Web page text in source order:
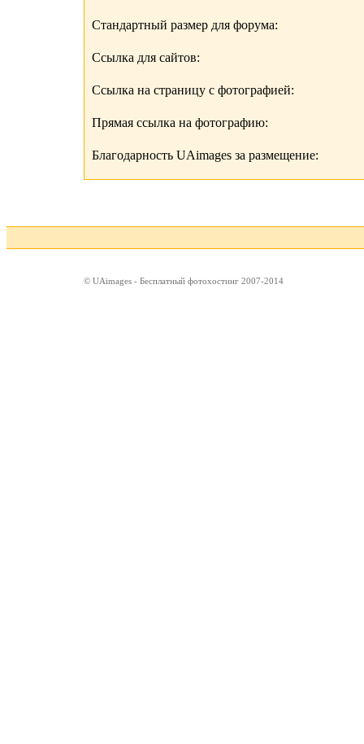
Стандартный размер для форума:
Ссылка для сайтов:
Ссылка на страницу с фотографией:
Прямая ссылка на фотографию:
Благодарность UAimages за размещение:
© UAimages - Бесплатный фотохостинг 2007-2014